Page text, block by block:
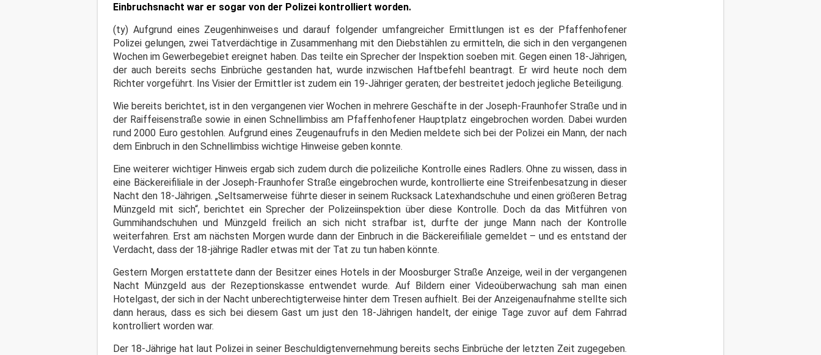
Einbruchsnacht war er sogar von der Polizei kontrolliert worden.
(ty) Aufgrund eines Zeugenhinweises und darauf folgender umfangreicher Ermittlungen ist es der Pfaffenhofener
Polizei gelungen, zwei Tatverdächtige in Zusammenhang mit den Diebstählen zu ermitteln, die sich in den vergangenen
Wochen im Gewerbegebiet ereignet haben. Das teilte ein Sprecher der Inspektion soeben mit. Gegen einen 18-Jährigen,
der auch bereits sechs Einbrüche gestanden hat, wurde inzwischen Haftbefehl beantragt. Er wird heute noch dem
Richter vorgeführt. Ins Visier der Ermittler ist zudem ein 19-Jähriger geraten; der bestreitet jedoch jegliche Beteiligung.
Wie bereits berichtet, ist in den vergangenen vier Wochen in mehrere Geschäfte in der Joseph-Fraunhofer Straße und in
der Raiffeisenstraße sowie in einen Schnellimbiss am Pfaffenhofener Hauptplatz eingebrochen worden. Dabei wurden
rund 2000 Euro gestohlen. Aufgrund eines Zeugenaufrufs in den Medien meldete sich bei der Polizei ein Mann, der nach
dem Einbruch in den Schnellimbiss wichtige Hinweise geben konnte.
Eine weiterer wichtiger Hinweis ergab sich zudem durch die polizeiliche Kontrolle eines Radlers. Ohne zu wissen, dass in
eine Bäckereifiliale in der Joseph-Fraunhofer Straße eingebrochen wurde, kontrollierte eine Streifenbesatzung in dieser
Nacht den 18-Jährigen. „Seltsamerweise führte dieser in seinem Rucksack Latexhandschuhe und einen größeren Betrag
Münzgeld mit sich“, berichtet ein Sprecher der Polizeiinspektion über diese Kontrolle. Doch da das Mitführen von
Gummihandschuhen und Münzgeld freilich an sich nicht strafbar ist, durfte der junge Mann nach der Kontrolle
weiterfahren. Erst am nächsten Morgen wurde dann der Einbruch in die Bäckereifiliale gemeldet – und es entstand der
Verdacht, dass der 18-jährige Radler etwas mit der Tat zu tun haben könnte.
Gestern Morgen erstattete dann der Besitzer eines Hotels in der Moosburger Straße Anzeige, weil in der vergangenen
Nacht Münzgeld aus der Rezeptionskasse entwendet wurde. Auf Bildern einer Videoüberwachung sah man einen
Hotelgast, der sich in der Nacht unberechtigterweise hinter dem Tresen aufhielt. Bei der Anzeigenaufnahme stellte sich
dann heraus, dass es sich bei diesem Gast um just den 18-Jährigen handelt, der einige Tage zuvor auf dem Fahrrad
kontrolliert worden war.
Der 18-Jährige hat laut Polizei in seiner Beschuldigtenvernehmung bereits sechs Einbrüche der letzten Zeit zugegeben.